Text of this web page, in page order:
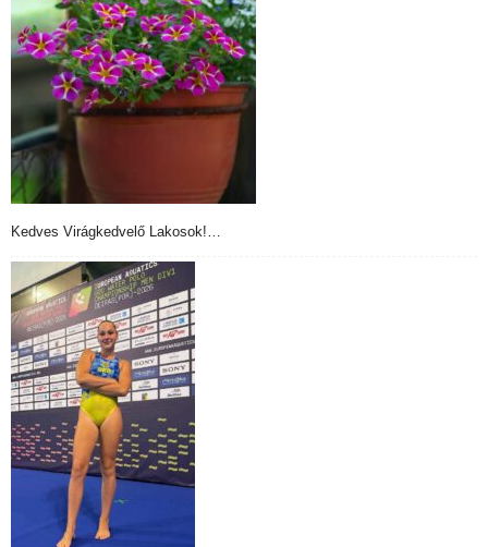
Kedves Virágkedvelő Lakosok!…